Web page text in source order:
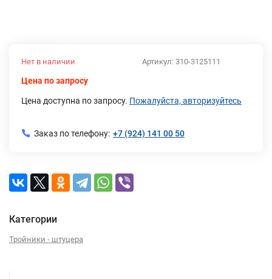
Артикул: 310-3125111
Нет в наличии
Цена по запросу
Цена доступна по запросу. Пожалуйста, авторизуйтесь
Заказ по телефону: +7 (924) 141 00 50
Категории
Тройники - штуцера